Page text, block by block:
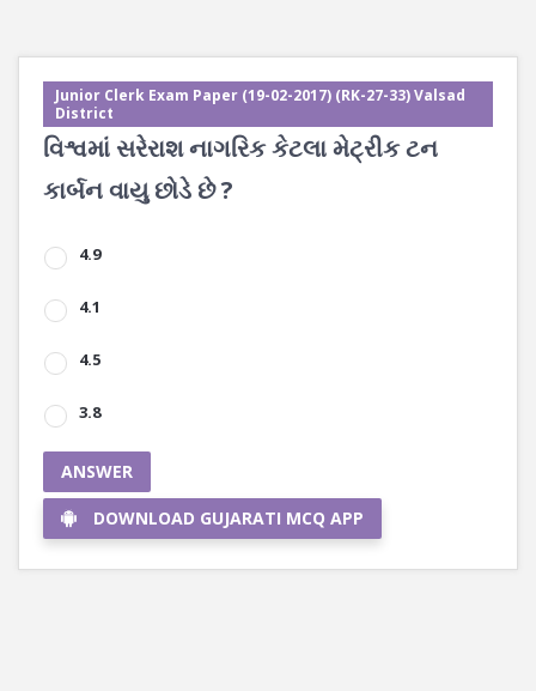
Junior Clerk Exam Paper (19-02-2017) (RK-27-33) Valsad
District
વિશ્વમાં સરેરાશ નાગરિક કેટલા મેટ્રીક ટન
કાર્બન વાયુ છોડે છે ?
4.9
4.1
4.5
3.8
ANSWER
DOWNLOAD GUJARATI MCQ APP